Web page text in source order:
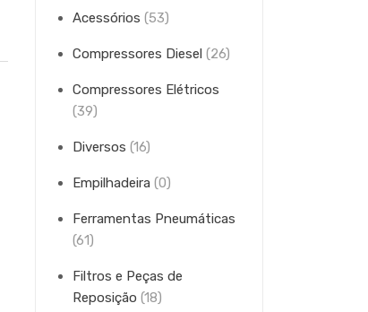
Acessórios (53)
Compressores Diesel (26)
Compressores Elétricos
(39)
Diversos (16)
Empilhadeira (0)
Ferramentas Pneumáticas
(61)
Filtros e Peças de
Reposição (18)